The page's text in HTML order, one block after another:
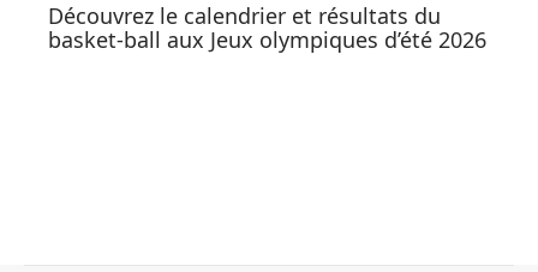
Découvrez le calendrier et résultats du
basket-ball aux Jeux olympiques d’été 2026